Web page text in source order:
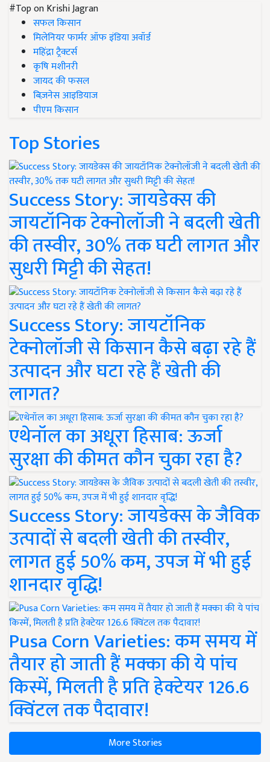
#Top on Krishi Jagran
सफल किसान
मिलेनियर फार्मर ऑफ इंडिया अवॉर्ड
महिंद्रा ट्रैक्टर्स
कृषि मशीनरी
जायद की फसल
बिज़नेस आइडियाज
पीएम किसान
Top Stories
Success Story: जायडेक्स की
जायटॉनिक टेक्नोलॉजी ने बदली खेती
की तस्वीर, 30% तक घटी लागत और
सुधरी मिट्टी की सेहत!
Success Story: जायटॉनिक
टेक्नोलॉजी से किसान कैसे बढ़ा रहे हैं
उत्पादन और घटा रहे हैं खेती की
लागत?
एथेनॉल का अधूरा हिसाब: ऊर्जा
सुरक्षा की कीमत कौन चुका रहा है?
Success Story: जायडेक्स के जैविक
उत्पादों से बदली खेती की तस्वीर,
लागत हुई 50% कम, उपज में भी हुई
शानदार वृद्धि!
Pusa Corn Varieties: कम समय में
तैयार हो जाती हैं मक्का की ये पांच
किस्में, मिलती है प्रति हेक्टेयर 126.6
क्विंटल तक पैदावार!
More Stories